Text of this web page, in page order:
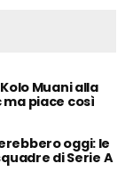
Muani alla
piace così
oggi: le
di Serie A